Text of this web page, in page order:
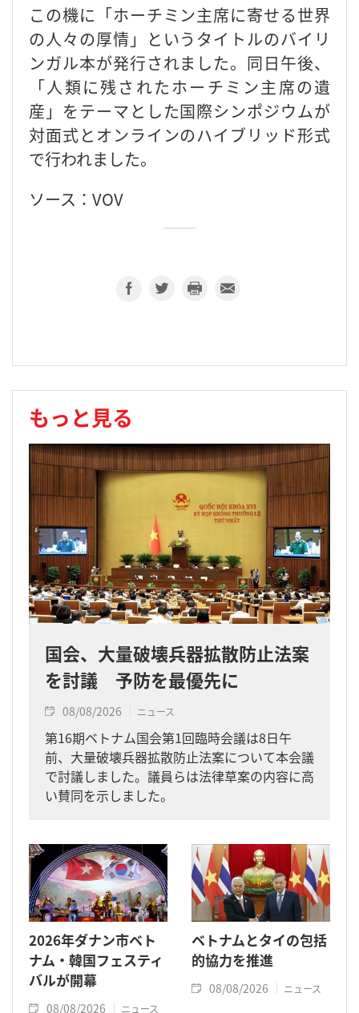
この機に「ホーチミン主席に寄せる世界
の人々の厚情」というタイトルのバイリ
ンガル本が発行されました。同日午後、
「人類に残されたホーチミン主席の遺
産」をテーマとした国際シンポジウムが
対面式とオンラインのハイブリッド形式
で行われました。
ソース：VOV
もっと見る
国会、大量破壊兵器拡散防止法案
を討議 予防を最優先に
08/08/2026 ニュース
第16期ベトナム国会第1回臨時会議は8日午
前、大量破壊兵器拡散防止法案について本会議
で討議しました。議員らは法律草案の内容に高
い賛同を示しました。
2026年ダナン市ベト
ナム・韓国フェスティ
バルが開幕
08/08/2026 ニュース
ベトナムとタイの包括
的協力を推進
08/08/2026 ニュース